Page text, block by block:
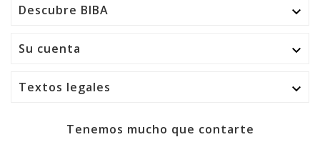
Descubre BIBA 
Su cuenta 
Textos legales 
Tenemos mucho que contarte